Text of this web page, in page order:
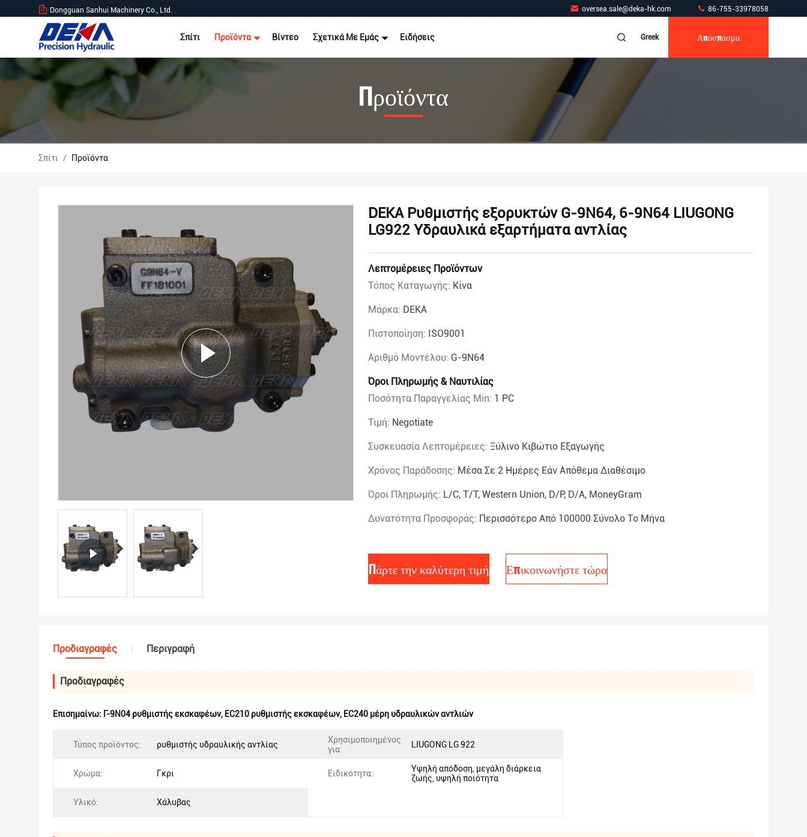
Dongguan Sanhui Machinery Co., Ltd. oversea.sale@deka-hk.com 86-755-33978058
Σπίτι Προϊόντα Βίντεο Σχετικά Με Εμάς Ειδήσεις Greek Απόσπασμα
Προϊόντα
Σπίτι / Προϊόντα
DEKA Ρυθμιστής εξορυκτών G-9N64, 6-9N64 LIUGONG
LG922 Υδραυλικά εξαρτήματα αντλίας
Λεπτομέρειες Προϊόντων
Τόπος Καταγωγής: Κίνα
Μάρκα: DEKA
Πιστοποίηση: ISO9001
Αριθμό Μοντέλου: G-9N64
Όροι Πληρωμής & Ναυτιλίας
Ποσότητα Παραγγελίας Min: 1 PC
Τιμή: Negotiate
Συσκευασία Λεπτομέρειες: Ξύλινο Κιβώτιο Εξαγωγής
Χρόνος Παράδοσης: Μέσα Σε 2 Ημέρες Εάν Απόθεμα Διαθέσιμο
Όροι Πληρωμής: L/C, T/T, Western Union, D/P, D/A, MoneyGram
Δυνατότητα Προσφοράς: Περισσότερο Από 100000 Σύνολο Το Μήνα
Πάρτε την καλύτερη τιμή Επικοινωνήστε τώρα
Προδιαγραφές Περιγραφή
Προδιαγραφές
Επισημαίνω: Γ-9N04 ρυθμιστής εκσκαφέων, EC210 ρυθμιστής εκσκαφέων, EC240 μέρη υδραυλικών αντλιών
Τύπος προϊόντος: ρυθμιστής υδραυλικής αντλίας
Χρησιμοποιημένος
για:
LIUGONG LG 922
Χρώμα: Γκρι Ειδικότητα:
Υψηλή απόδοση, μεγάλη διάρκεια
ζωής, υψηλή ποιότητα
Υλικό: Χάλυβας